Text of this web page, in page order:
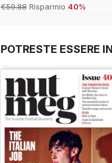
€59.88 Risparmio 40%
POTRESTE ESSERE